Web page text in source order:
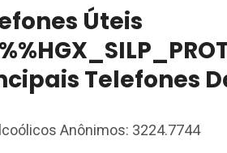
Úteis
Telefones
Anônimos: 3224.7744